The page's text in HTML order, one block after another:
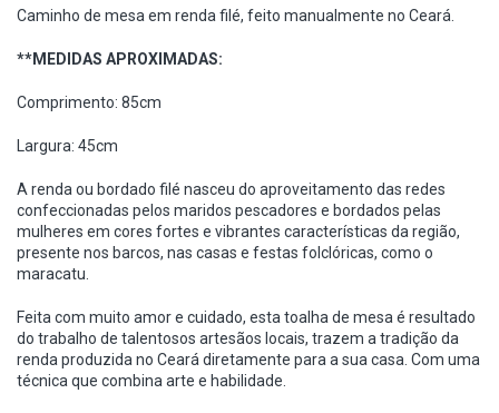
Caminho de mesa em renda filé, feito manualmente no Ceará.
**MEDIDAS APROXIMADAS:
Comprimento: 85cm
Largura: 45cm
A renda ou bordado filé nasceu do aproveitamento das redes
confeccionadas pelos maridos pescadores e bordados pelas
mulheres em cores fortes e vibrantes características da região,
presente nos barcos, nas casas e festas folclóricas, como o
maracatu.
Feita com muito amor e cuidado, esta toalha de mesa é resultado
do trabalho de talentosos artesãos locais, trazem a tradição da
renda produzida no Ceará diretamente para a sua casa. Com uma
técnica que combina arte e habilidade.